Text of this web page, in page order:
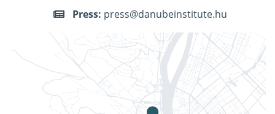
Press: press@danubeinstitute.hu